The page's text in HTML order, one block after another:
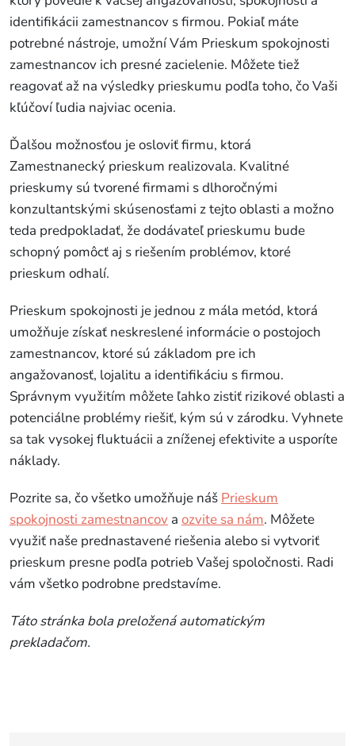
identifikácii zamestnancov s firmou. Pokiaľ máte
potrebné nástroje, umožní Vám Prieskum spokojnosti
zamestnancov ich presné zacielenie. Môžete tiež
reagovať až na výsledky prieskumu podľa toho, čo Vaši
kľúčoví ľudia najviac ocenia.
Ďalšou možnosťou je osloviť firmu, ktorá
Zamestnanecký prieskum realizovala. Kvalitné
prieskumy sú tvorené firmami s dlhoročnými
konzultantskými skúsenosťami z tejto oblasti a možno
teda predpokladať, že dodávateľ prieskumu bude
schopný pomôcť aj s riešením problémov, ktoré
prieskum odhalí.
Prieskum spokojnosti je jednou z mála metód, ktorá
umožňuje získať neskreslené informácie o postojoch
zamestnancov, ktoré sú základom pre ich
angažovanosť, lojalitu a identifikáciu s firmou.
Správnym využitím môžete ľahko zistiť rizikové oblasti a
potenciálne problémy riešiť, kým sú v zárodku. Vyhnete
sa tak vysokej fluktuácii a zníženej efektivite a usporíte
náklady.
Pozrite sa, čo všetko umožňuje náš Prieskum
spokojnosti zamestnancov a ozvite sa nám. Môžete
využiť naše prednastavené riešenia alebo si vytvoriť
prieskum presne podľa potrieb Vašej spoločnosti. Radi
vám všetko podrobne predstavíme.
Táto stránka bola preložená automatickým
prekladačom.